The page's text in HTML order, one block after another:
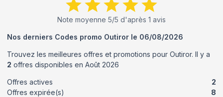
Note moyenne 5/5 d'après 1 avis
Nos derniers Codes promo Outiror le 06/08/2026
Trouvez les meilleures offres et promotions pour Outiror. Il y a
2 offres disponibles en Août 2026
Offres actives
2
Offres expirée(s)
8